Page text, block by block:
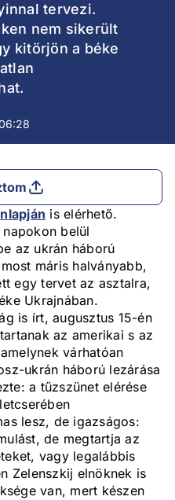
tervezi.
nem sikerült
kitörjön a béke
is elérhető.
belül
az ukrán háború
máris halványabb,
egy tervet az asztalra,
Ukrajnában.
is írt, augusztus 15-én
az amerikai s az
várhatóan
ukrán háború lezárása
a tűzszünet elérése
lesz, de igazságos:
de megtartja az
vagy legalábbis
Zelenszkij elnöknek is
van, mert készen